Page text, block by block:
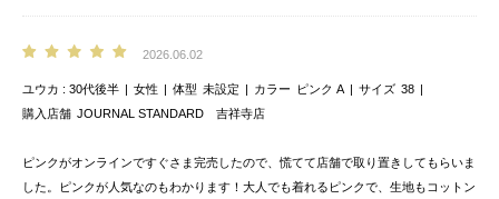
2026.06.02
ユウカ 30代後半 女性 体型 未設定 カラー ピンク A サイズ 38
購入店舗 JOURNAL STANDARD 吉祥寺店
ピンクがオンラインですぐさま完売したので、慌てて店舗で取り置きしてもらいま
した。ピンクが人気なのもわかります！大人でも着れるピンクで、生地もコットン